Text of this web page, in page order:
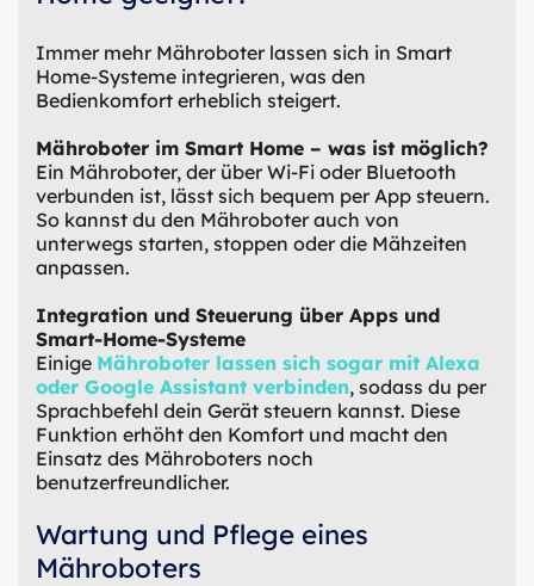
Immer mehr Mähroboter lassen sich in Smart
Home-Systeme integrieren, was den
Bedienkomfort erheblich steigert.
Mähroboter im Smart Home – was ist möglich?
Ein Mähroboter, der über Wi-Fi oder Bluetooth
verbunden ist, lässt sich bequem per App steuern.
So kannst du den Mähroboter auch von
unterwegs starten, stoppen oder die Mähzeiten
anpassen.
Integration und Steuerung über Apps und
Smart-Home-Systeme
Einige Mähroboter lassen sich sogar mit Alexa
oder Google Assistant verbinden, sodass du per
Sprachbefehl dein Gerät steuern kannst. Diese
Funktion erhöht den Komfort und macht den
Einsatz des Mähroboters noch
benutzerfreundlicher.
Wartung und Pflege eines
Mähroboters